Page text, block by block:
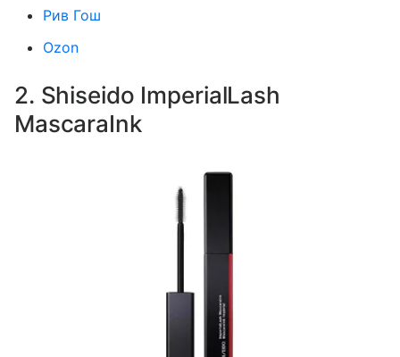
Рив Гош
Ozon
2. Shiseido ImperialLash
MascaraInk